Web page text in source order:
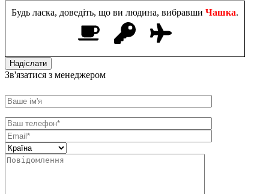
Будь ласка, доведіть, що ви людина, вибравши Чашка.
Зв'язатися з менеджером